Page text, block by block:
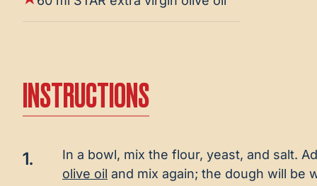
INSTRUCTIONS
1.
In a bowl, mix the flour, yeast, and salt.
olive oil and mix again; the dough will be